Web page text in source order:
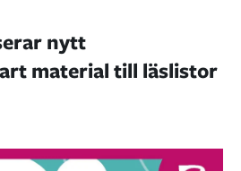
nytt
material till läslistor